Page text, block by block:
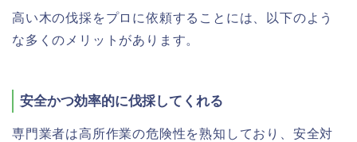
高い木の伐採をプロに依頼することには、以下のよう
な多くのメリットがあります。
安全かつ効率的に伐採してくれる
専門業者は高所作業の危険性を熟知しており、安全対